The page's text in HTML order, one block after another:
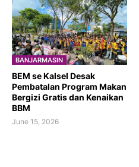
BANJARMASIN
BEM se Kalsel Desak
Pembatalan Program Makan
Bergizi Gratis dan Kenaikan
BBM
June 15, 2026